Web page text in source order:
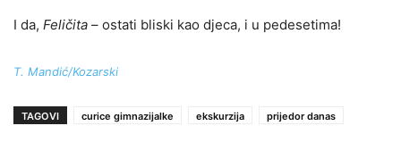
I da, Feličita – ostati bliski kao djeca, i u pedesetima!
T. Mandić/Kozarski
TAGOVI curice gimnazijalke ekskurzija prijedor danas